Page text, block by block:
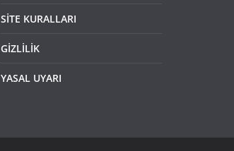
SİTE KURALLARI
GİZLİLİK
YASAL UYARI